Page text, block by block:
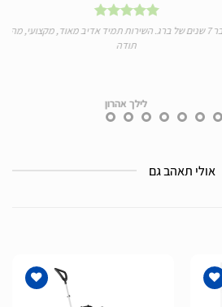
אנחנו לקוחות כבר 7 שנים של ברג. השירות תמיד אדיב מאוד, מקצועי, מהיר
תודה
לילך אהרון
אולי תאהב גם